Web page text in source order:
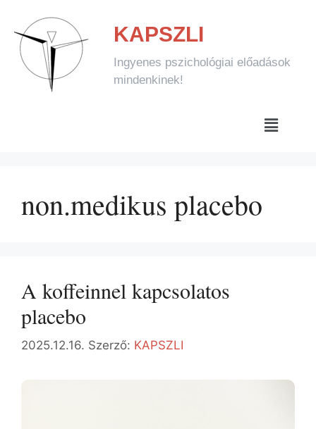
KAPSZLI
Ingyenes pszichológiai előadások
mindenkinek!
non.medikus placebo
A koffeinnel kapcsolatos
placebo
2025.12.16. Szerző: KAPSZLI